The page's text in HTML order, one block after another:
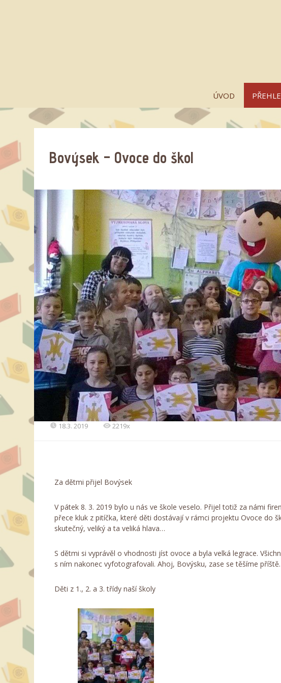
ÚVOD
Bovýsek – Ovoce do škol
18.3. 2019 2219x
Za dětmi přijel Bovýsek
V pátek 8. 3. 2019 bylo u nás ve škole veselo. Přijel totiž za námi
přece kluk z pitíčka, které děti dostávají v rámci projektu Ovoce do
skutečný, veliký a ta veliká hlava…
S dětmi si vyprávěl o vhodnosti jíst ovoce a byla velká legrace.
s ním nakonec vyfotografovali. Ahoj, Bovýsku, zase se těšíme
Děti z 1., 2. a 3. třídy naší školy